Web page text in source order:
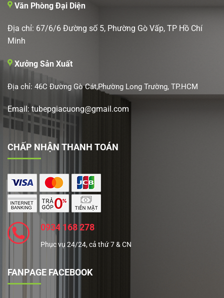
Văn Phòng Đại Diện
Địa chỉ: 67/6/6 Đường số 5, Phường Gò Vấp, TP Hồ Chí
Minh
Xưởng Sản Xuất
Địa chỉ: 46C Đường Gò Cát,Phường Long Trường, TP.HCM
Email: tubepgiacuong@gmail.com
CHẤP NHẬN THANH TOÁN
0934 168 278
Phục vụ 24/24, cả thứ 7 & CN
FANPAGE FACEBOOK